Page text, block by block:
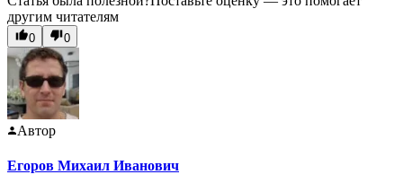
другим читателям
0 0
Автор
Егоров Михаил Иванович